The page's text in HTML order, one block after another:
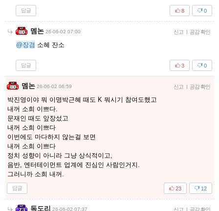
답글 0
8
멤논 26-06-02 07:00 신고 | 공감 확인
@장겸 소혜 잔소
답글 0
3
멤논 26-06-02 06:59 신고 | 공감 확인
박진영이야 뭐 이명박근혜 때도 K 뭐시기 참여도했고
내꺼 소희 이쁘다.
문재인 때도 앞장섰고
내꺼 소희 이쁘다
이번에도 마다하지 않는걸 보면
내꺼 소희 이쁘다
정치 성향이 아니라 그냥 상식적이고,
음반, 엔터테이먼트 업계에 진심인 사람인거지.
그러니까 소희 내꺼.
답글 12
23
독도리 26-06-02 07:37 신고 | 공감 확인